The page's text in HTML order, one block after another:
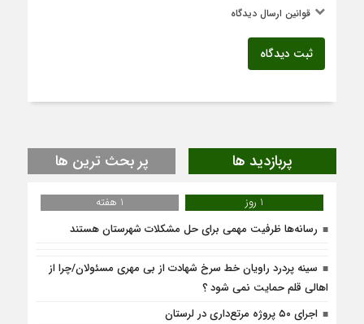
قوانین ارسال دیدگاه
ثبت دیدگاه
پربازدید ها پر بحث ترین ها
1 روز
1 هفته
رسانه‌ها ظرفیت مهمی برای حل مشکلات شهرستان هستند
سینه پردرد راویان خط سرخ شهادت از بی مهری مسئولان/چرا از
اهالی قلم حمایت نمی شود ؟
اجرای ۵۰ پروژه مرتع‌داری در لرستان